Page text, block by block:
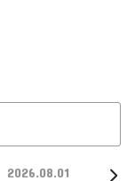
2026.08.01